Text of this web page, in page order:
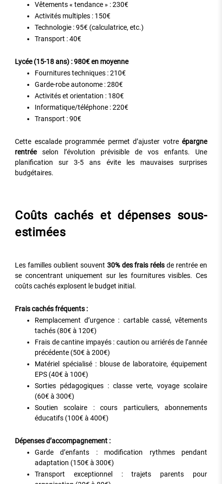
Vêtements « tendance » : 230€
Activités multiples : 150€
Technologie : 95€ (calculatrice, etc.)
Transport : 40€
Lycée (15-18 ans) : 980€ en moyenne
Fournitures techniques : 210€
Garde-robe autonome : 280€
Activités et orientation : 180€
Informatique/téléphone : 220€
Transport : 90€
Cette escalade programmée permet d’ajuster votre épargne
rentréeselon l’évolution prévisible de vos enfants. Une
planification sur 3-5 ans évite les mauvaises surprises
budgétaires.
Coûts cachés et dépenses sous-
estimées
Les familles oublient souvent 30% des frais réels de rentrée en
se concentrant uniquement sur les fournitures visibles. Ces
coûts cachés explosent le budget initial.
Frais cachés fréquents :
Remplacement d’urgence : cartable cassé, vêtements
tachés (80€ à 120€)
Frais de cantine impayés : caution ou arriérés de l’année
précédente (50€ à 200€)
Matériel spécialisé : blouse de laboratoire, équipement
EPS (40€ à 100€)
Sorties pédagogiques : classe verte, voyage scolaire
(60€ à 300€)
Soutien scolaire : cours particuliers, abonnements
éducatifs (100€ à 400€)
Dépenses d’accompagnement :
Garde d’enfants : modification rythmes pendant
adaptation (150€ à 300€)
Transport exceptionnel : trajets parents pour